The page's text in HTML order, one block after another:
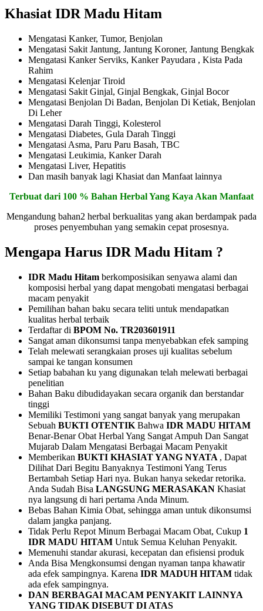
Khasiat IDR Madu Hitam
Mengatasi Kanker, Tumor, Benjolan
Mengatasi Sakit Jantung, Jantung Koroner, Jantung Bengkak
Mengatasi Kanker Serviks, Kanker Payudara , Kista Pada
Rahim
Mengatasi Kelenjar Tiroid
Mengatasi Sakit Ginjal, Ginjal Bengkak, Ginjal Bocor
Mengatasi Benjolan Di Badan, Benjolan Di Ketiak, Benjolan
Di Leher
Mengatasi Darah Tinggi, Kolesterol
Mengatasi Diabetes, Gula Darah Tinggi
Mengatasi Asma, Paru Paru Basah, TBC
Mengatasi Leukimia, Kanker Darah
Mengatasi Liver, Hepatitis
Dan masih banyak lagi Khasiat dan Manfaat lainnya
Terbuat dari 100 % Bahan Herbal Yang Kaya Akan Manfaat
Mengandung bahan2 herbal berkualitas yang akan berdampak pada
proses penyembuhan yang semakin cepat prosesnya.
Mengapa Harus IDR Madu Hitam ?
IDR Madu Hitam berkomposisikan senyawa alami dan
komposisi herbal yang dapat mengobati mengatasi berbagai
macam penyakit
Pemilihan bahan baku secara teliti untuk mendapatkan
kualitas herbal terbaik
Terdaftar di BPOM No. TR203601911
Sangat aman dikonsumsi tanpa menyebabkan efek samping
Telah melewati serangkaian proses uji kualitas sebelum
sampai ke tangan konsumen
Setiap babahan ku yang digunakan telah melewati berbagai
penelitian
Bahan Baku dibudidayakan secara organik dan berstandar
tinggi
Memiliki Testimoni yang sangat banyak yang merupakan
Sebuah BUKTI OTENTIK Bahwa IDR MADU HITAM
Benar-Benar Obat Herbal Yang Sangat Ampuh Dan Sangat
Mujarab Dalam Mengatasi Berbagai Macam Penyakit
Memberikan BUKTI KHASIAT YANG NYATA , Dapat
Dilihat Dari Begitu Banyaknya Testimoni Yang Terus
Bertambah Setiap Hari nya. Bukan hanya sekedar retorika.
Anda Sudah Bisa LANGSUNG MERASAKAN Khasiat
nya langsung di hari pertama Anda Minum.
Bebas Bahan Kimia Obat, sehingga aman untuk dikonsumsi
dalam jangka panjang.
Tidak Perlu Repot Minum Berbagai Macam Obat, Cukup 1
IDR MADU HITAM Untuk Semua Keluhan Penyakit.
Memenuhi standar akurasi, kecepatan dan efisiensi produk
Anda Bisa Mengkonsumsi dengan nyaman tanpa khawatir
ada efek sampingnya. Karena IDR MADUH HITAM tidak
ada efek sampingnya.
DAN BERBAGAI MACAM PENYAKIT LAINNYA
YANG TIDAK DISEBUT DI ATAS